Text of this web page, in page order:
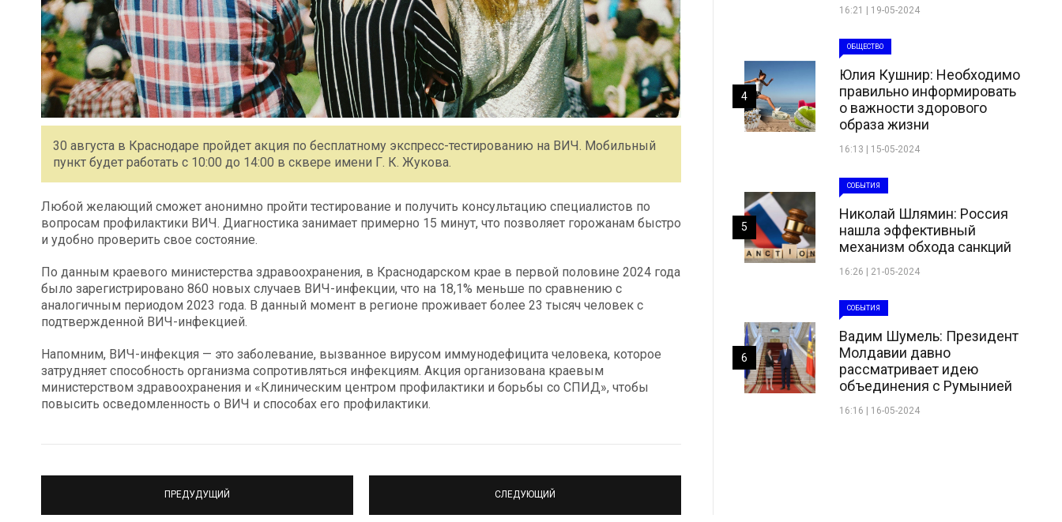
30 августа в Краснодаре пройдет акция по бесплатному экспресс-тестированию на ВИЧ. Мобильный
пункт будет работать с 10:00 до 14:00 в сквере имени Г. К. Жукова.
Любой желающий сможет анонимно пройти тестирование и получить консультацию специалистов по
вопросам профилактики ВИЧ. Диагностика занимает примерно 15 минут, что позволяет горожанам быстро
и удобно проверить свое состояние.
По данным краевого министерства здравоохранения, в Краснодарском крае в первой половине 2024 года
было зарегистрировано 860 новых случаев ВИЧ-инфекции, что на 18,1% меньше по сравнению с
аналогичным периодом 2023 года. В данный момент в регионе проживает более 23 тысяч человек с
подтвержденной ВИЧ-инфекцией.
Напомним, ВИЧ-инфекция — это заболевание, вызванное вирусом иммунодефицита человека, которое
затрудняет способность организма сопротивляться инфекциям. Акция организована краевым
министерством здравоохранения и «Клиническим центром профилактики и борьбы со СПИД», чтобы
повысить осведомленность о ВИЧ и способах его профилактики.
ПРЕДУДУЩИЙ СЛЕДУЮЩИЙ
16:21 | 19-05-2024
ОБЩЕСТВО
Юлия Кушнир: Необходимо
правильно информировать
о важности здорового
образа жизни
16:13 | 15-05-2024
4
СОБЫТИЯ
Николай Шлямин: Россия
нашла эффективный
механизм обхода санкций
16:26 | 21-05-2024
5
СОБЫТИЯ
Вадим Шумель: Президент
Молдавии давно
рассматривает идею
объединения с Румынией
16:16 | 16-05-2024
6